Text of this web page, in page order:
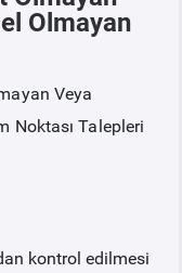
Olmayan
Veya
Noktası Talepleri
kontrol edilmesi